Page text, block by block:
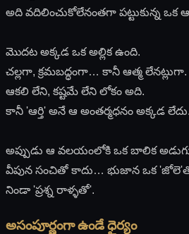
అది వదిలించుకోలేనంతగా పట్టుకున్న
మొదట అక్కడ ఒక అల్లిక ఉంది.
చల్లగా, క్రమబద్ధంగా… కానీ ఆత్మ లేనట్లుగా.
ఆకలి లేని, కష్టమే లేని లోకం అది.
కానీ 'ఆర్తి' అనే ఆ అంతర్మధనం అక్కడ లేదు.
అప్పుడు ఆ వలయంలోకి ఒక బాలిక
వీపున సంచితో కాదు… భుజాన ఒక
నిండా 'ప్రశ్న రాళ్ళతో'.
అసంపూర్ణంగా ఉండే ధైర్యం